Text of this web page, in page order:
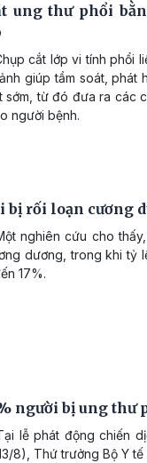
ung thư phổi
cắt lớp vi tính phổi
giúp tầm soát, phát
sớm, từ đó đưa ra các
người bệnh.
bị rối loạn cương
nghiên cứu cho
dương, trong khi tỷ
17%.
người bị ung thư
lễ phát động chiến
8), Thứ trưởng Bộ Y